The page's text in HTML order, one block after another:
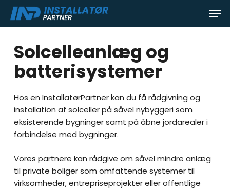
Skip
main
Solcelleanlæg og
batterisystemer
Hos en InstallatørPartner kan du få rådgivning og
installation af solceller på såvel nybyggeri som
eksisterende bygninger samt på åbne jordarealer i
forbindelse med bygninger.
Vores partnere kan rådgive om såvel mindre anlæg
til private boliger som omfattende systemer til
virksomheder, entrepriseprojekter eller offentlige